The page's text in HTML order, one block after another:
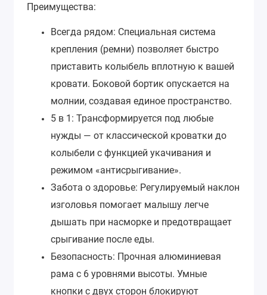
Преимущества:
Всегда рядом: Специальная система
крепления (ремни) позволяет быстро
приставить колыбель вплотную к вашей
кровати. Боковой бортик опускается на
молнии, создавая единое пространство.
5 в 1: Трансформируется под любые
нужды — от классической кроватки до
колыбели с функцией укачивания и
режимом «антисрыгивание».
Забота о здоровье: Регулируемый наклон
изголовья помогает малышу легче
дышать при насморке и предотвращает
срыгивание после еды.
Безопасность: Прочная алюминиевая
рама с 6 уровнями высоты. Умные
кнопки с двух сторон блокируют